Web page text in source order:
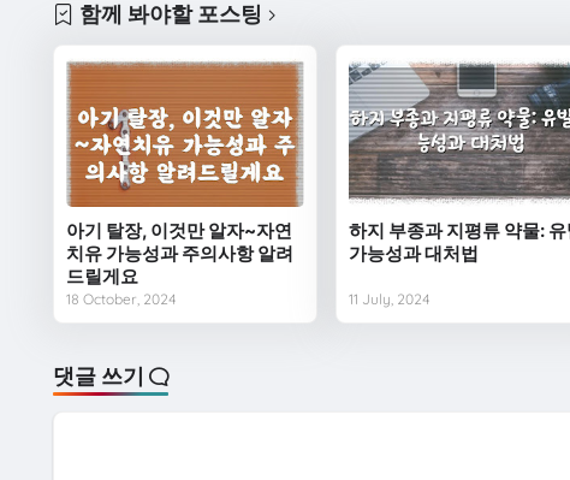
함께 봐야할 포스팅
아기 탈장, 이것만 알자~자연
치유 가능성과 주의사항 알려
드릴게요
18 October, 2024
하지 부종과 지평류 약물:
가능성과 대처법
11 July, 2024
댓글 쓰기